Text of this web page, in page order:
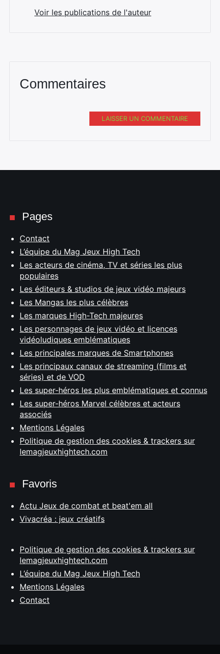
Voir les publications de l'auteur
Commentaires
LAISSER UN COMMENTAIRE
Pages
Contact
L’équipe du Mag Jeux High Tech
Les acteurs de cinéma, TV et séries les plus
populaires
Les éditeurs & studios de jeux vidéo majeurs
Les Mangas les plus célèbres
Les marques High-Tech majeures
Les personnages de jeux vidéo et licences
vidéoludiques emblématiques
Les principales marques de Smartphones
Les principaux canaux de streaming (films et
séries) et de VOD
Les super-héros les plus emblématiques et connus
Les super-héros Marvel célèbres et acteurs
associés
Mentions Légales
Politique de gestion des cookies & trackers sur
lemagjeuxhightech.com
Favoris
Actu Jeux de combat et beat'em all
Vivacréa : jeux créatifs
Politique de gestion des cookies & trackers sur
lemagjeuxhightech.com
L’équipe du Mag Jeux High Tech
Mentions Légales
Contact